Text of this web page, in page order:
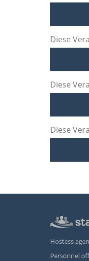
Diese
Diese
Diese
Hostess
Personnel